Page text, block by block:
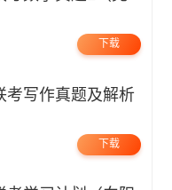
下载
下载